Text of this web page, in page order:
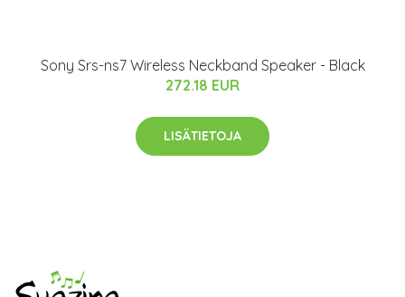
Sony Srs-ns7 Wireless Neckband Speaker - Black
272.18 EUR
LISÄTIETOJA